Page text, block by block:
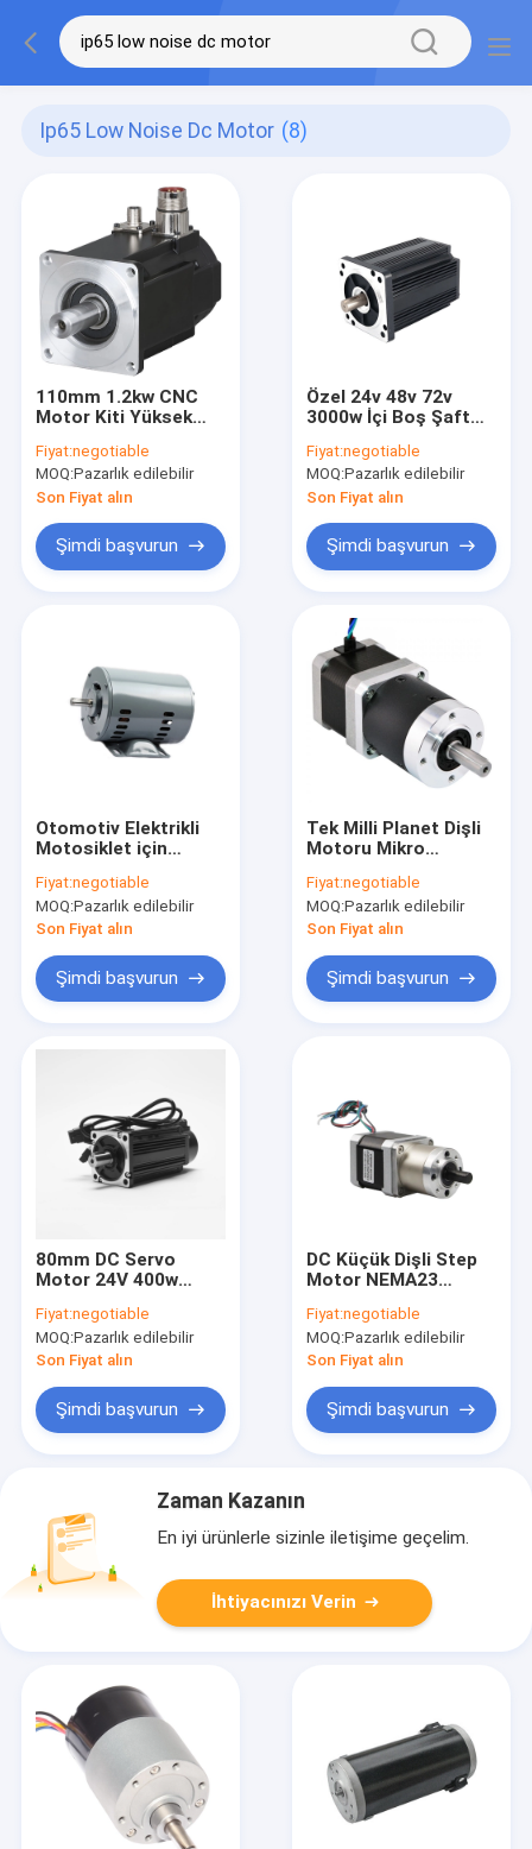
Ip65 Low Noise Dc Motor (8)
110mm 1.2kw CNC
Motor Kiti Yüksek
Gürültülü DC Motor
3D Yazıcı için 3 Fazlı
Fiyat:negotiable
MOQ:Pazarlık edilebilir
Son Fiyat alın
Şimdi başvurun
Özel 24v 48v 72v
3000w İçi Boş Şaft
3kw 4kw
Fiyat:negotiable
MOQ:Pazarlık edilebilir
Son Fiyat alın
Şimdi başvurun
Otomotiv Elektrikli
Motosiklet için
Tek Şaft DC Motor
1.2KW
Fiyat:negotiable
MOQ:Pazarlık edilebilir
Son Fiyat alın
Şimdi başvurun
Tek Milli Planet Dişli
Motoru Mikro
Motoru 1.89N.M
Fiyat:negotiable
MOQ:Pazarlık edilebilir
Son Fiyat alın
Şimdi başvurun
80mm DC Servo
Motor 24V 400w
Motoru Ce Sertifikası
Fiyat:negotiable
MOQ:Pazarlık edilebilir
Son Fiyat alın
Şimdi başvurun
DC Küçük Dişli Step
Motor NEMA23
Oranı 1/3 - 1/1000
0.55N.M - 3.1N.M
Fiyat:negotiable
MOQ:Pazarlık edilebilir
Son Fiyat alın
Şimdi başvurun
Zaman Kazanın
En iyi ürünlerle sizinle iletişime geçelim.
İhtiyacınızı Verin